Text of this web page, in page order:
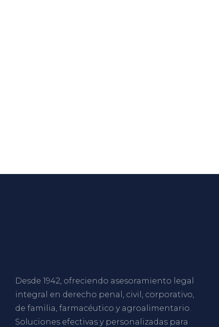
Desde 1942, ofreciendo asesoramiento legal
integral en derecho penal, civil, corporativo,
de familia, farmacéutico y agroalimentario.
Soluciones efectivas y personalizadas para